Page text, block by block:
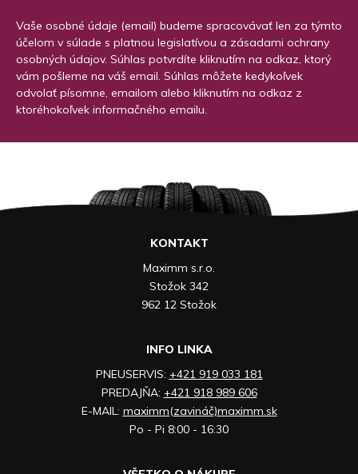
Vaše osobné údaje (email) budeme spracovávať len za týmto
účelom v súlade s platnou legislatívou a zásadami ochrany
osobných údajov. Súhlas potvrdíte kliknutím na odkaz, ktorý
vám pošleme na váš email. Súhlas môžete kedykoľvek
odvolať písomne, emailom alebo kliknutím na odkaz z
ktoréhokoľvek informačného emailu.
KONTAKT
Maximm s.r.o.
Stožok 342
962 12 Stožok
INFO LINKA
PNEUSERVIS: +421 919 033 181
PREDAJŇA: +421 918 989 606
E-MAIL: maximm(zavináč)maximm.sk
Po - Pi 8:00 - 16:30